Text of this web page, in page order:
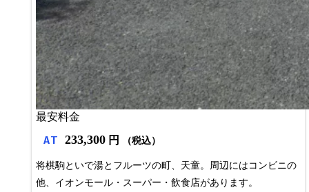
最安料金
AT 233,300 円 （税込）
将棋駒といで湯とフルーツの町、天童。周辺にはコンビニの
他、イオンモール・スーパー・飲食店があります。